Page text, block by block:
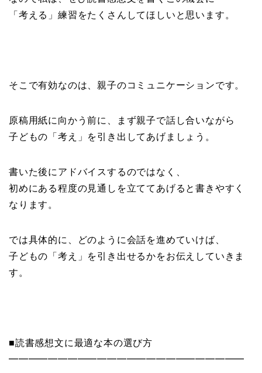
「考える」練習をたくさんしてほしいと思います。
そこで有効なのは、親子のコミュニケーションです。
原稿用紙に向かう前に、まず親子で話し合いながら
子どもの「考え」を引き出してあげましょう。
書いた後にアドバイスするのではなく、
初めにある程度の見通しを立ててあげると書きやすく
なります。
では具体的に、どのように会話を進めていけば、
子どもの「考え」を引き出せるかをお伝えしていきま
す。
■読書感想文に最適な本の選び方
━━━━━━━━━━━━━━━━━━━━━━━━